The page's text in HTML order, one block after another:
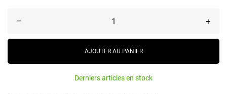
– +
AJOUTER AU PANIER
Derniers articles en stock